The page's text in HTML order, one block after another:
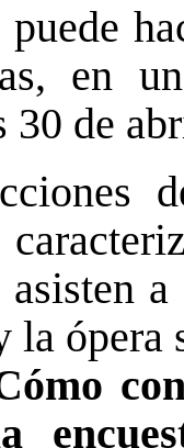
en
30 de
ópera